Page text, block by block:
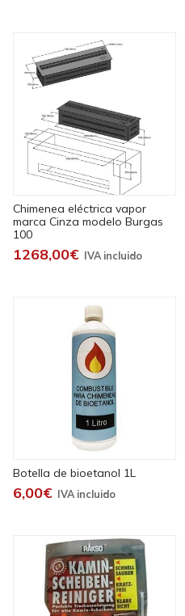
Chimenea eléctrica vapor
marca Cinza modelo Burgas
100
1268,00€
Botella de bioetanol 1L
6,00€